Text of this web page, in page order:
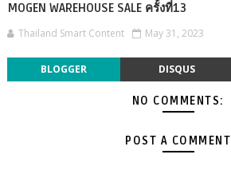
MOGEN WAREHOUSE SALE ครั้งที่13
Thailand Smart Content May 31, 2023
BLOGGER DISQUS
NO COMMENTS:
POST A COMMENT